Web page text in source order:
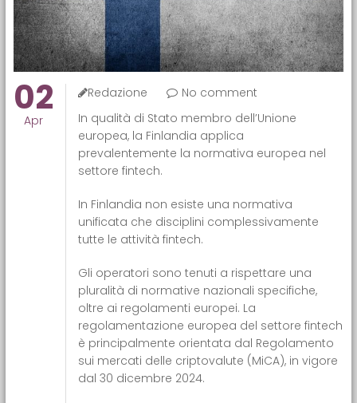
02
Apr
Redazione
No comment
In qualità di Stato membro dell’Unione
europea, la Finlandia applica
prevalentemente la normativa europea nel
settore fintech.
In Finlandia non esiste una normativa
unificata che disciplini complessivamente
tutte le attività fintech.
Gli operatori sono tenuti a rispettare una
pluralità di normative nazionali specifiche,
oltre ai regolamenti europei. La
regolamentazione europea del settore fintech
è principalmente orientata dal Regolamento
sui mercati delle criptovalute (MiCA), in vigore
dal 30 dicembre 2024.